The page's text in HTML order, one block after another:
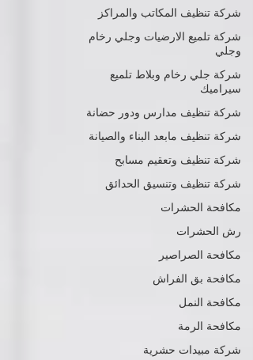
شركة تنظيف المكاتب والمراكز
شركة تلميع الارضيات وجلي رخام
وجلي
شركة جلي رخام وبلاط تلميع
سيراميك
شركة تنظيف مدارس ودور حضانة
شركة تنظيف مابعد البناء والصيانة
شركة تنظيف وتعقيم مسابح
شركة تنظيف وتنسيق الحدائق
مكافحة الحشرات
رش الحشرات
مكافحة الصراصير
مكافحة بق الفراش
مكافحة النمل
مكافحة الرمة
شركة مبيدات حشرية